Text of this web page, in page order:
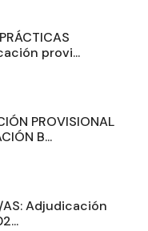
provi...
PROVISIONAL
B...
AS: Adjudicación